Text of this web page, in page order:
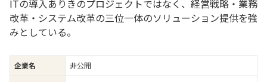
ITの導入ありきのプロジェクトではなく、経営戦略・業務
改革・システム改革の三位一体のソリューション提供を強
みとしている。
企業名
非公開